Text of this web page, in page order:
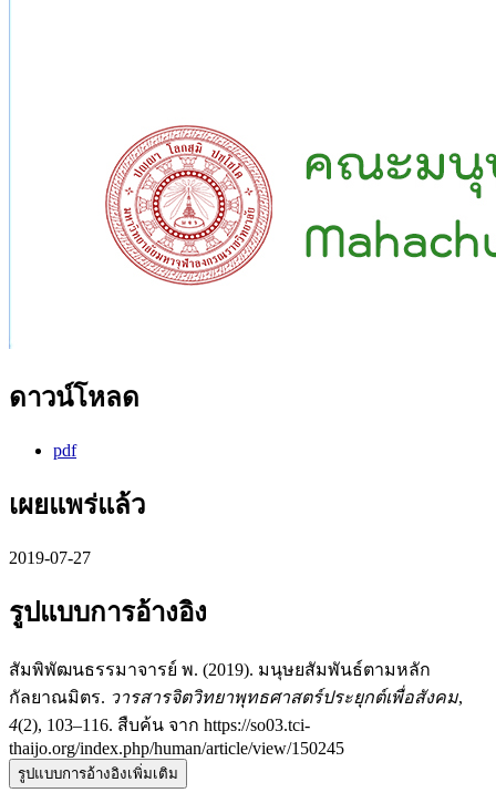
ดาวน์โหลด
pdf
เผยแพร่แล้ว
2019-07-27
รูปแบบการอ้างอิง
สัมพิพัฒนธรรมาจารย์ พ. (2019). มนุษยสัมพันธ์ตามหลัก
กัลยาณมิตร. วารสารจิตวิทยาพุทธศาสตร์ประยุกต์เพื่อสังคม,
4(2), 103–116. สืบค้น จาก https://so03.tci-
thaijo.org/index.php/human/article/view/150245
รูปแบบการอ้างอิงเพิ่มเติม